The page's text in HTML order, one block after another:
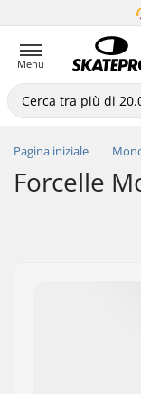
Menu
Pagina iniziale
Forcelle